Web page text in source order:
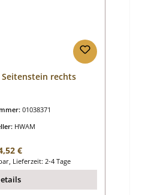
rechts
01038371
HWAM
Preis:
€
Lieferzeit: 2-4 Tage